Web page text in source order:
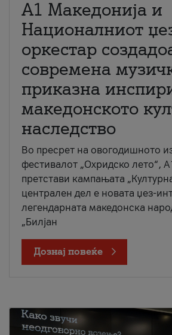
А1 Македонија и
Националниот
оркестар
современа
приказна
македонското
наследство
Во пресрет на овогодишното
фестивалот „Охридско лето“,
претстави кампањата
централен дел е новата џез-
легендарната македонска
„Билјан
Дознај повеќе